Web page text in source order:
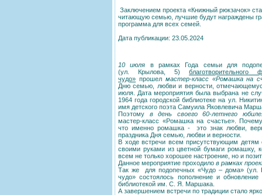
Заключением проекта «Книжный рюкзачок»
читающую семью, лучшие будут награждены
программа для всех семей.
Дата публикации: 23.05.2024
10 июля в рамках Года семьи для
(ул. Крылова, 5) благотворительного
чудо» прошел мастер-класс «Ромашка на
Дню семью, любви и верности,
июля. Дата мероприятия была выбрана не
1964 года городской библиотеке на ул.
имя детского поэта Самуила Яковлевича
Поэтому в день своего 60-летнего
мастер-класс «Ромашка на счастье».
что именно ромашка - это знак любви,
праздника Дня семью, любви и верности.
В ходе встречи всем присутствующим детям
своими руками из цветной бумаги ромашку,
всем не только хорошее настроение, но и
Данное мероприятие проходило в рамках
Так же для подопечных «Чудо – дома» (ул.
чудо» состоялось пополнение и
библиотекой им. С. Я. Маршака.
А завершением встречи по традиции стало